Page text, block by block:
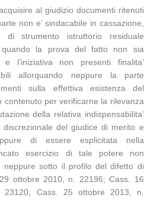
al giudizio documenti ritenuti
non e’ sindacabile in cassazione,
di strumento istruttorio residuale
quando la prova del fatto non sia
e l’iniziativa non presenti finalita’
allorquando neppure la parte
sulla effettiva esistenza del
contenuto per verificarne la rilevanza
della relativa indispensabilita’
discrezionale del giudice di merito e
di essere esplicitata nella
esercizio di tale potere non
neppure sotto il profilo del difetto di
ottobre 2010, n. 22196; Cass. 16
23120; Cass. 25 ottobre 2013, n.